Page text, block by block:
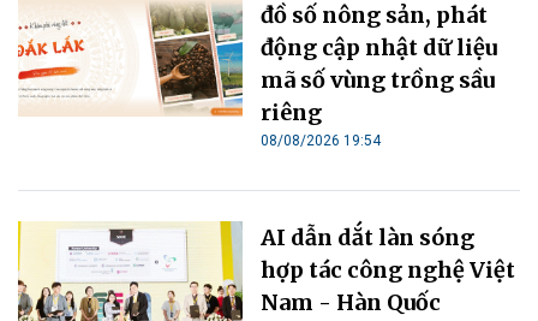
đồ số nông sản, phát
động cập nhật dữ liệu
mã số vùng trồng sầu
riêng
08/08/2026 19:54
AI dẫn dắt làn sóng
hợp tác công nghệ Việt
Nam - Hàn Quốc